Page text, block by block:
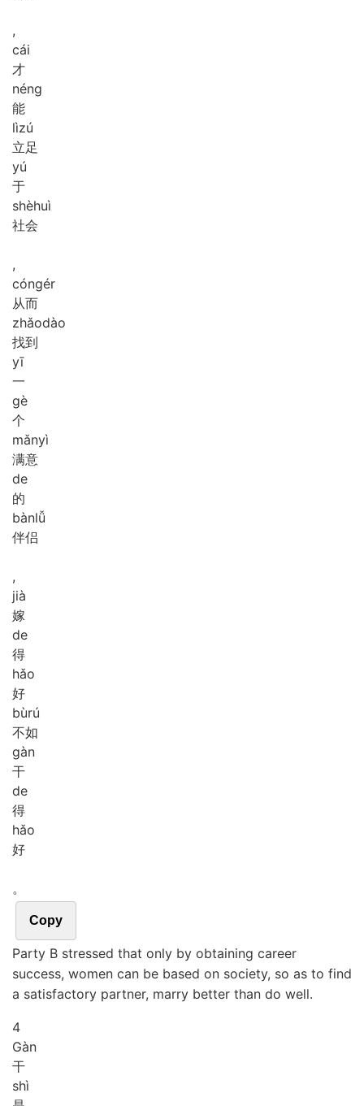
,
cái
才
néng
能
lìzú
立足
yú
于
shèhuì
社会
,
cóngér
从而
zhǎodào
找到
yī
一
gè
个
mǎnyì
满意
de
的
bànlǚ
伴侣
,
jià
嫁
de
得
hǎo
好
bùrú
不如
gàn
干
de
得
hǎo
好
。
Copy
Party B stressed that only by obtaining career
success, women can be based on society, so as to find
a satisfactory partner, marry better than do well.
4
Gàn
干
shì